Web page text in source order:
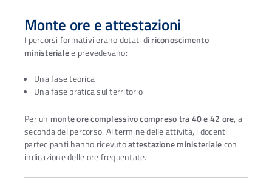
Monte ore e attestazioni
I percorsi formativi erano dotati di riconoscimento
ministerialee prevedevano:
Una fase teorica
Una fase pratica sul territorio
Per un monte ore complessivo compreso tra 40 e 42 ore, a
seconda del percorso. Al termine delle attività, i docenti
partecipanti hanno ricevutoattestazione ministerialecon
indicazione delle ore frequentate.